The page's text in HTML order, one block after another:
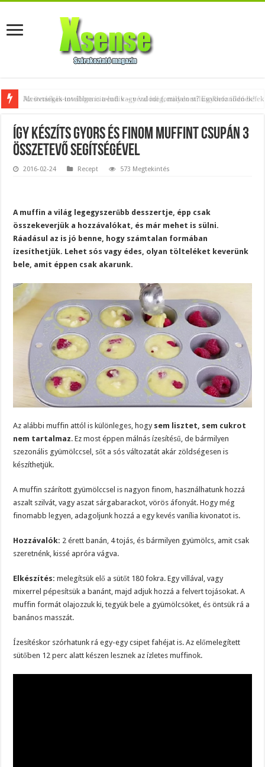
Az övtáskák továbbra is trendik – nézd meg, milyen stílusokhoz illenek!
Így készíts gyors és finom muffint csupán 3
összetevő segítségével
2016-02-24 Recept 573 Megtekintés
A muffin a világ legegyszerűbb desszertje, épp csak
összekeverjük a hozzávalókat, és már mehet is sülni.
Ráadásul az is jó benne, hogy számtalan formában
ízesíthetjük. Lehet sós vagy édes, olyan tölteléket keverünk
bele, amit éppen csak akarunk.
Az alábbi muffin attól is különleges, hogy sem lisztet, sem cukrot
nem tartalmaz. Ez most éppen málnás ízesítésű, de bármilyen
szezonális gyümölccsel, sőt a sós változatát akár zöldségesen is
készíthetjük.
A muffin szárított gyümölccsel is nagyon finom, használhatunk hozzá
aszalt szilvát, vagy aszat sárgabarackot, vörös áfonyát. Hogy még
finomabb legyen, adagoljunk hozzá a egy kevés vanília kivonatot is.
Hozzávalók: 2 érett banán, 4 tojás, és bármilyen gyümölcs, amit csak
szeretnénk, kissé apróra vágva.
Elkészítés: melegítsük elő a sütőt 180 fokra. Egy villával, vagy
mixerrel pépesítsük a banánt, majd adjuk hozzá a felvert tojásokat. A
muffin formát olajozzuk ki, tegyük bele a gyümölcsöket, és öntsük rá a
banános masszát.
Ízesítéskor szórhatunk rá egy-egy csipet fahéjat is. Az előmelegített
sütőben 12 perc alatt készen lesznek az ízletes muffinok.